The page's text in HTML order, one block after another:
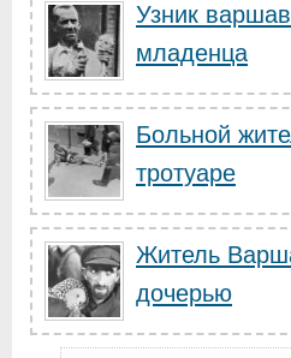
Узник
младенца
Больной
тротуаре
Житель
дочерью